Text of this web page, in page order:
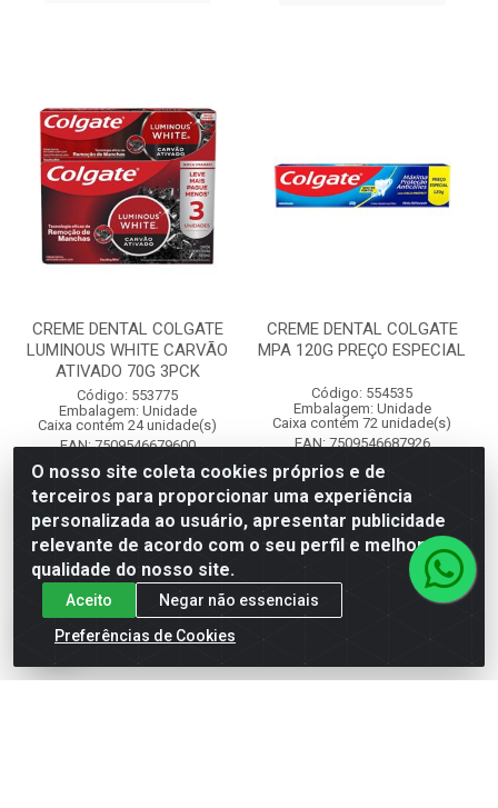
CREME DENTAL COLGATE
LUMINOUS WHITE CARVÃO
ATIVADO 70G 3PCK
Código: 553775
Embalagem: Unidade
Caixa contém 24 unidade(s)
EAN: 7509546679600
Faça seu login ou
cadastre-se para
ver preços e
comprar
CREME DENTAL COLGATE
MPA 120G PREÇO ESPECIAL
Código: 554535
Embalagem: Unidade
Caixa contém 72 unidade(s)
EAN: 7509546687926
Faça seu login ou
cadastre-se para
ver preços e
comprar
O nosso site coleta cookies próprios e de
terceiros para proporcionar uma experiência
personalizada ao usuário, apresentar publicidade
relevante de acordo com o seu perfil e melhorar a
qualidade do nosso site.
Aceito
Negar não essenciais
Preferências de Cookies